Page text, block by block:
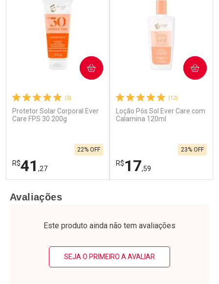
(3)
Protetor Solar Corporal Ever
Care FPS 30 200g
R$41 ,27
22% OFF
COMPRAR
Laboratório
Por Menos
(12)
Loção Pós Sol Ever Care com
Calamina 120ml
R$17,59
23% OFF
COMPRAR
Laboratório
Por Menos
Avaliações
Este produto ainda não tem avaliações
SEJA O PRIMEIRO A AVALIAR